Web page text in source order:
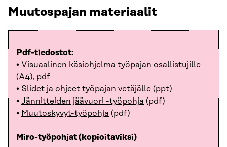
Muutospajan materiaalit
Pdf-tiedostot:
• Visuaalinen käsiohjelma työpajan osallistujille
(A4), pdf
• Slidet ja ohjeet työpajan vetäjälle (ppt)
• Jännitteiden jäävuori -työpohja (pdf)
• Muutoskyvyt-työpohja (pdf)
Miro-työpohjat (kopioitaviksi)